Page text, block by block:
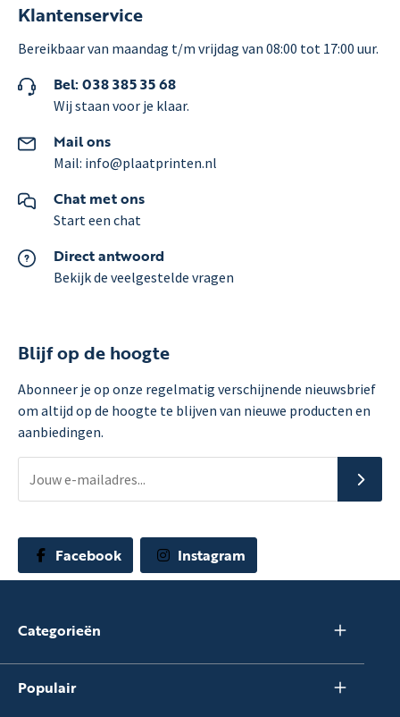
Klantenservice
Bereikbaar van maandag t/m vrijdag van 08:00 tot 17:00 uur.
Bel: 038 385 35 68
Wij staan voor je klaar.
Mail ons
Mail: info@plaatprinten.nl
Chat met ons
Start een chat
Direct antwoord
Bekijk de veelgestelde vragen
Blijf op de hoogte
Abonneer je op onze regelmatig verschijnende nieuwsbrief
om altijd op de hoogte te blijven van nieuwe producten en
aanbiedingen.
Facebook Instagram
Categorieën
Populair